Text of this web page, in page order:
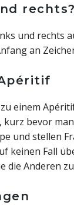
rechts?
und rechts
an
einem
kurz bevor
und stellen
keinen Fall
die Anderen